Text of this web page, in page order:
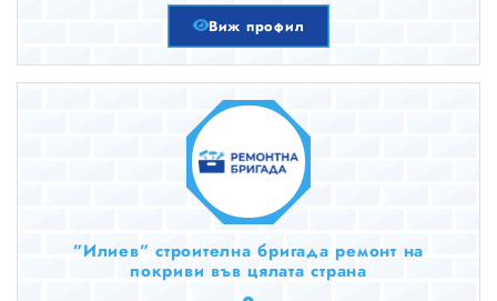
Виж профил
”Илиев” строителна бригада ремонт на
покриви във цялата страна